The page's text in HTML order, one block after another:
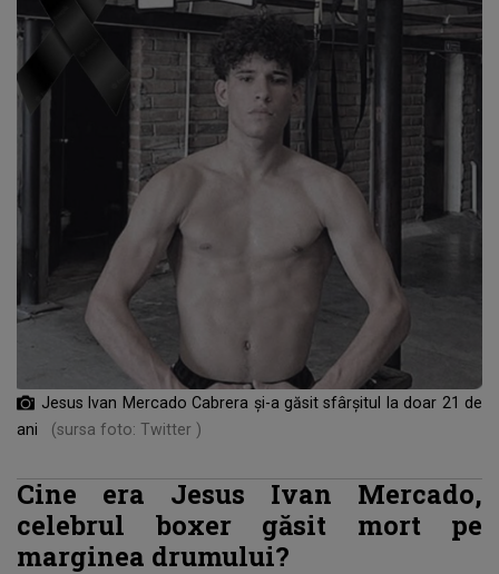
Jesus Ivan Mercado Cabrera și-a găsit sfârșitul la doar 21 de
ani
(sursa foto: Twitter )
Cine era Jesus Ivan Mercado,
celebrul boxer găsit mort pe
marginea drumului?